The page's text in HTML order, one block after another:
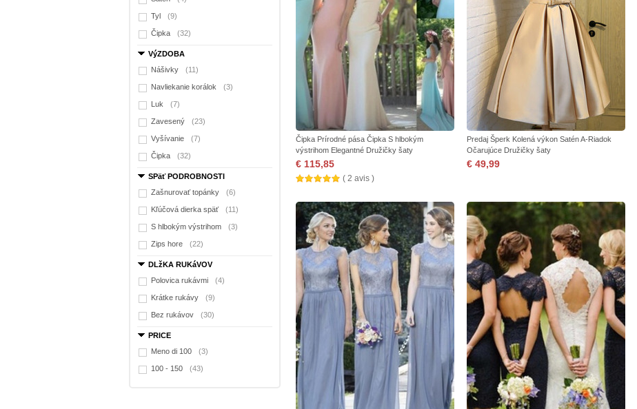
Tyl (9)
Čipka (32)
VýZDOBA
Nášivky
(11)
Navliekanie korálok (3)
Luk (7)
Zavesený (23)
Vyšívanie (7)
Čipka (32)
SPäť PODROBNOSTI
Zašnurovať topánky
(6)
Kľúčová dierka späť (11)
S hlbokým výstrihom (3)
Zips hore (22)
DLžKA RUKáVOV
Polovica rukávmi
(4)
Krátke rukávy (9)
Bez rukávov (30)
PRICE
Meno di 100
(3)
100 - 150 (43)
Čipka Prírodné pása Čipka S hlbokým
výstrihom Elegantné Družičky šaty
€ 115,85
( 2 avis )
Predaj Šperk Kolená výkon Satén A-Riadok
Očarujúce Družičky šaty
€ 49,99